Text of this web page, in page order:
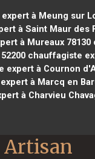
à Meung sur
à Saint Maur des
à Mureaux 78130
chauffagiste
à Cournon
à Marcq en
à Charvieu
Artisan